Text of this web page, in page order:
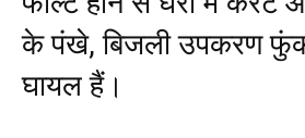
के पंखे, बिजली उपकरण
घायल हैं।